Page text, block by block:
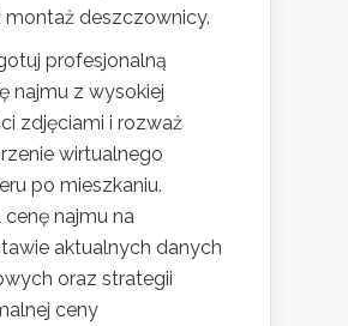
montaż deszczownicy.
profesjonalną
najmu z wysokiej
zdjęciami i rozważ
wirtualnego
po mieszkaniu.
cenę najmu na
aktualnych danych
oraz strategii
ceny